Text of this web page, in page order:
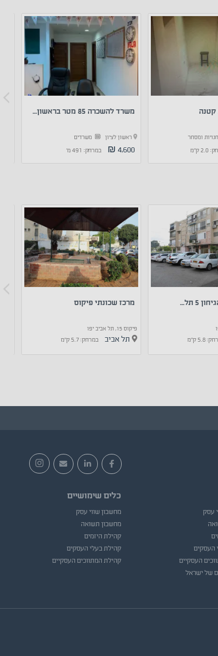
קטנה
חנויות ומסחר
ק"מ
משרד להשכרה 85 מטר בראשון...
ראשון לציון משרדים
4,600 ₪ במרחק: 491 מ'
5 תל...
5.8 ק"מ
מרכז שכונתי פיקוס
פיקוס 15, תל אביב יפו
תל אביב במרחק: 5.7 ק"מ
עסק
העסקים
העסקיים
של ישראל
כלים שימושיים
מחשבון שווי עסק
מחשבון תשואה
קהילת היזמים
קהילת בעלי העסקים
קהילת המתווכים העסקיים